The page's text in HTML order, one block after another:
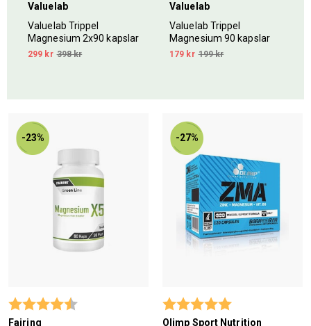
Valuelab
Valuelab Trippel
Magnesium 2x90 kapslar
299 kr 398 kr
Valuelab
Valuelab Trippel
Magnesium 90 kapslar
179 kr 199 kr
-23%
Betyg: 4.2 utav 5 stjärnor
Fairing
-27%
Betyg:
Olimp Sport Nutrition